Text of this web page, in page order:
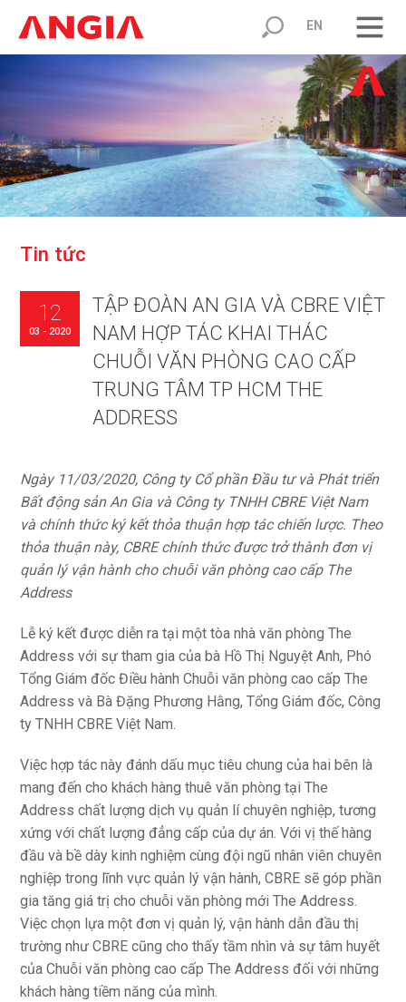
EN
Tin tức
TẬP ĐOÀN AN GIA VÀ CBRE VIỆT
NAM HỢP TÁC KHAI THÁC
CHUỖI VĂN PHÒNG CAO CẤP
TRUNG TÂM TP HCM THE
ADDRESS
12
03 - 2020
Ngày 11/03/2020, Công ty Cổ phần Đầu tư và Phát triển
Bất động sản An Gia và Công ty TNHH CBRE Việt Nam
và chính thức ký kết thỏa thuận hợp tác chiến lược. Theo
thỏa thuận này, CBRE chính thức được trở thành đơn vị
quản lý vận hành cho chuỗi văn phòng cao cấp The
Address
Lễ ký kết được diễn ra tại một tòa nhà văn phòng The
Address với sự tham gia của bà Hồ Thị Nguyệt Anh, Phó
Tổng Giám đốc Điều hành Chuỗi văn phòng cao cấp The
Address và Bà Đặng Phương Hằng, Tổng Giám đốc, Công
ty TNHH CBRE Việt Nam.
Việc hợp tác này đánh dấu mục tiêu chung của hai bên là
mang đến cho khách hàng thuê văn phòng tại The
Address chất lượng dịch vụ quản lí chuyên nghiệp, tương
xứng với chất lượng đẳng cấp của dự án. Với vị thế hàng
đầu và bề dày kinh nghiệm cùng đội ngũ nhân viên chuyên
nghiệp trong lĩnh vực quản lý vận hành, CBRE sẽ góp phần
gia tăng giá trị cho chuỗi văn phòng mới The Address.
Việc chọn lựa một đơn vị quản lý, vận hành dẫn đầu thị
trường như CBRE cũng cho thấy tầm nhìn và sự tâm huyết
của Chuỗi văn phòng cao cấp The Address đối với những
khách hàng tiềm năng của mình.